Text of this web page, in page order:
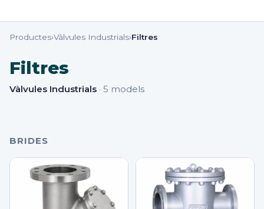
Productes›Vàlvules Industrials›Filtres
Filtres
Vàlvules Industrials · 5 models
BRIDES